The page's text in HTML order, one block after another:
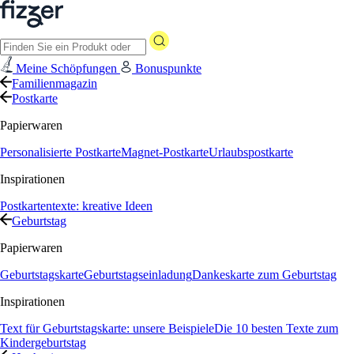
Meine Schöpfungen
Bonuspunkte
Familienmagazin
Postkarte
Papierwaren
Personalisierte PostkarteMagnet-PostkarteUrlaubspostkarte
Inspirationen
Postkartentexte: kreative Ideen
Geburtstag
Papierwaren
GeburtstagskarteGeburtstagseinladungDankeskarte zum Geburtstag
Inspirationen
Text für Geburtstagskarte: unsere BeispieleDie 10 besten Texte zum
Kindergeburtstag